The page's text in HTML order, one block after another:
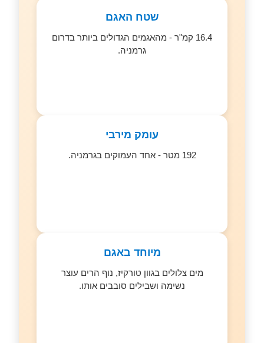
שטח האגם
16.4 קמ"ר - מהאגמים הגדולים ביותר בדרום
גרמניה.
עומק מירבי
192 מטר - אחד העמוקים בגרמניה.
מיוחד באגם
מים צלולים בגוון טורקיז, נוף הרים עוצר
נשימה ושבילים סובבים אותו.